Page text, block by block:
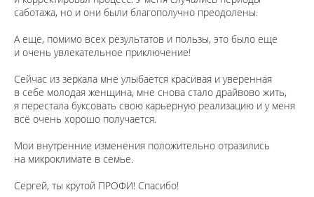
саботажа, но и они были благополучно преодолены.
А еще, помимо всех результатов и пользы, это было еще
и очень увлекательное приключение!
Сейчас из зеркала мне улыбается красивая и уверенная
в себе молодая женщина, мне снова стало драйвово жить,
я перестала буксовать свою карьерную реализацию и у меня
всё очень хорошо получается.
Мои внутренние изменения положительно отразились
на микроклимате в семье.
Сергей, ты крутой ПРОФИ! Спасибо!